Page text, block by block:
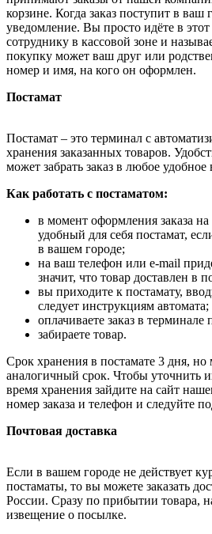
корзине. Когда заказ поступит в ваш
уведомление. Вы просто идёте в
сотруднику в кассовой зоне и
покупку может ваш друг или
номер и имя, на кого он оформлен.
Постамат
Постамат – это терминал с
хранения заказанных товаров.
может забрать заказ в любое удобное
Как работать с постаматом:
в момент оформления заказа
удобный для себя постамат,
в вашем городе;
на ваш телефон или e-mail
значит, что товар доставлен в
вы приходите к постамату,
следует инструкциям автомата;
оплачиваете заказ в терминале
забираете товар.
Срок хранения в постамате 3 дня,
аналогичный срок. Чтобы уточнить
время хранения зайдите на сайт
номер заказа и телефон и следуйте
Почтовая доставка
Если в вашем городе не действует
постаматы, то вы можете заказать
России. Сразу по прибытии товара,
извещение о посылке.